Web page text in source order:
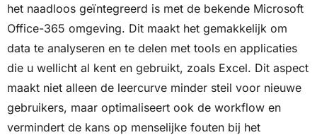
het naadloos geïntegreerd is met de bekende Microsoft
Office-365 omgeving. Dit maakt het gemakkelijk om
data te analyseren en te delen met tools en applicaties
die u wellicht al kent en gebruikt, zoals Excel. Dit aspect
maakt niet alleen de leercurve minder steil voor nieuwe
gebruikers, maar optimaliseert ook de workflow en
vermindert de kans op menselijke fouten bij het